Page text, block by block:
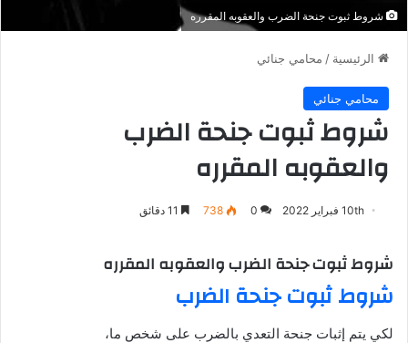
شروط ثبوت جنحة الضرب والعقوبه المقرره
الرئيسية / محامي جنائي
محامي جنائي
شروط ثبوت جنحة الضرب
والعقوبه المقرره
10th فبراير 2022 0
738
شروط ثبوت جنحة الضرب والعقوبه المقرره
شروط ثبوت جنحة الضرب
لكي يتم إثبات جنحة التعدي بالضرب على شخص ما،